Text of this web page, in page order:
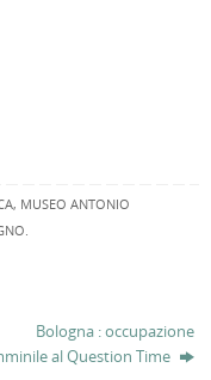
, MUSEO ANTONIO
Bologna : occupazione
al Question Time